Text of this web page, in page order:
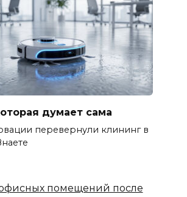
думает сама
перевернули клининг в